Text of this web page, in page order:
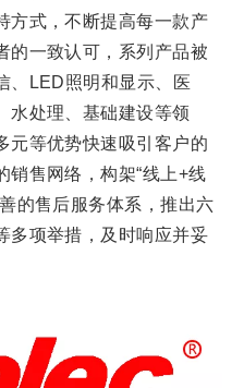
方式，不断提高每一款产
的一致认可，系列产品被
、LED照明和显示、医
水处理、基础建设等领
等优势快速吸引 客户的
销售网络，构架“线上+线
的售后服务体系，推出六
多项举措，及时响应并妥